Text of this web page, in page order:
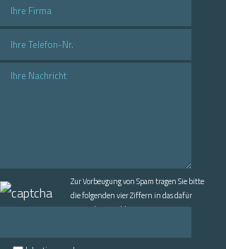
Zur Vorbeugung von Spam tragen Sie bitte
die folgenden vier Ziffern in das dafür
vorgesehene Feld ein: